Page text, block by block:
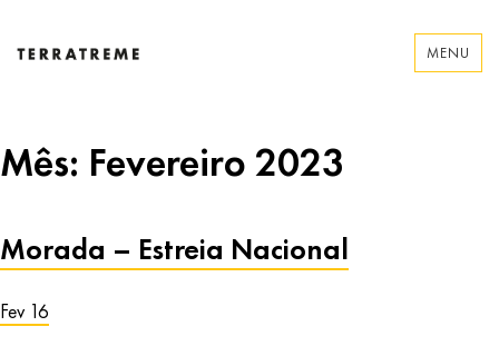
MENU
Mês: Fevereiro 2023
Morada – Estreia Nacional
Fev 16